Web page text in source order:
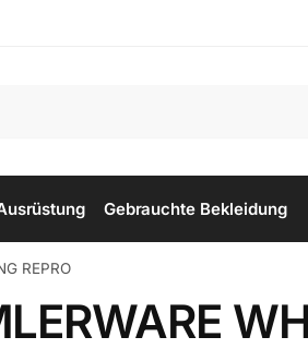
Gebrauchte Bekleidung
REPRO